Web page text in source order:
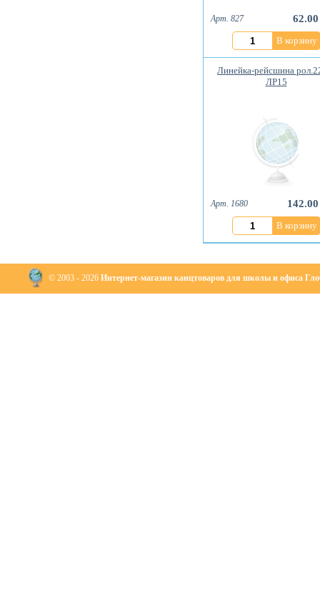
Арт. 827
В корзину
Линейка-рейсшина
ЛР15
Арт. 1680
В корзину
© 2003 - 2026 Интернет-магазин канцтоваров для школы и офиса